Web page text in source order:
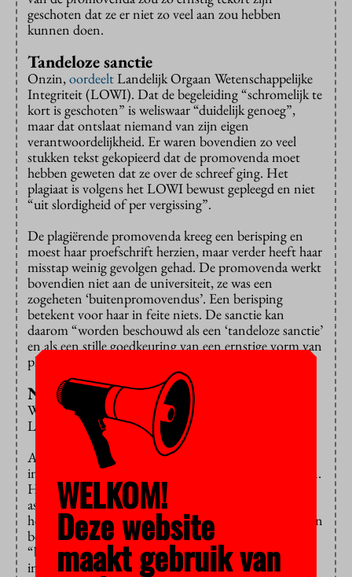
geschoten dat ze er niet zo veel aan zou hebben
kunnen doen.
Tandeloze sanctie
Onzin,oordeeltLandelijk Orgaan Wetenschappelijke
Integriteit (LOWI). Dat de begeleiding “schromelijk te
kort is geschoten” is weliswaar “duidelijk genoeg”,
maar dat ontslaat niemand van zijn eigen
verantwoordelijkheid. Er waren bovendien zo veel
stukken tekst gekopieerd dat de promovenda moet
hebben geweten dat ze over de schreef ging. Het
plagiaat is volgens het LOWI bewust gepleegd en niet
“uit slordigheid of per vergissing”.
De plagiërende promovenda kreeg een berisping en
moest haar proefschrift herzien, maar verder heeft haar
misstap weinig gevolgen gehad. De promovenda werkt
bovendien niet aan de universiteit, ze was een
zogeheten ‘buitenpromovendus’. Een berisping
betekent voor haar in feite niets. De sanctie kan
daarom “worden beschouwd als een ‘tandeloze sanctie’
en als een stille goedkeuring van een ernstige vorm van
plagiaat”, schrijft het LOWI.
Naam en faam schaden
Wat nu? De Erasmus Universiteit heeft volgens het
LOWI twee opties.
Als het bestuur de doctorsgraad werkelijk niet wil
intrekken, moet dat besluit beter gemotiveerd worden.
Het LOWI mist bijvoorbeeld het “zwaarwegende
aspect” dat de samenleving als geheel ook een belang
heeft: die mag er van uit gaan dat een doctorsgraad een
bepaalde waarde heeft en dat er geen sprake is van
“bedrog of manipulatie”. Ook de belangen van de
instelling zouden moeten meespelen. Als bekend
WELKOM!
Deze website
maakt gebruik van